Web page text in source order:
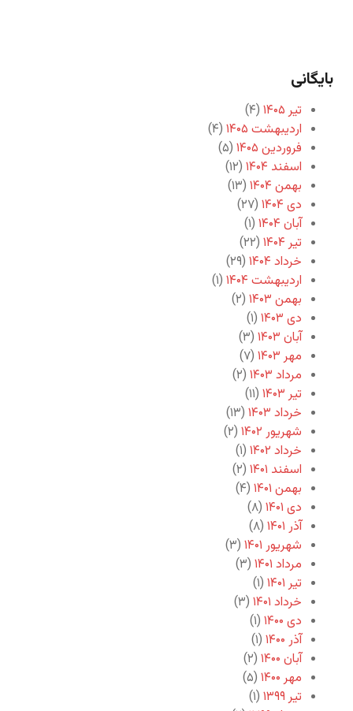
بایگانی
تیر ۱۴۰۵
(۴)
اردیبهشت ۱۴۰۵
(۴)
فروردین ۱۴۰۵
(۵)
اسفند ۱۴۰۴
(۱۲)
بهمن ۱۴۰۴
(۱۳)
دی ۱۴۰۴
(۲۷)
آبان ۱۴۰۴
(۱)
تیر ۱۴۰۴
(۲۲)
خرداد ۱۴۰۴
(۲۹)
اردیبهشت ۱۴۰۴
(۱)
بهمن ۱۴۰۳
(۲)
دی ۱۴۰۳
(۱)
آبان ۱۴۰۳
(۳)
مهر ۱۴۰۳
(۷)
مرداد ۱۴۰۳
(۲)
تیر ۱۴۰۳
(۱۱)
خرداد ۱۴۰۳
(۱۳)
شهریور ۱۴۰۲
(۲)
خرداد ۱۴۰۲
(۱)
اسفند ۱۴۰۱
(۲)
بهمن ۱۴۰۱
(۴)
دی ۱۴۰۱
(۸)
آذر ۱۴۰۱
(۸)
شهریور ۱۴۰۱
(۳)
مرداد ۱۴۰۱
(۳)
تیر ۱۴۰۱
(۱)
خرداد ۱۴۰۱
(۳)
دی ۱۴۰۰
(۱)
آذر ۱۴۰۰
(۱)
آبان ۱۴۰۰
(۲)
مهر ۱۴۰۰
(۵)
تیر ۱۳۹۹
(۱)